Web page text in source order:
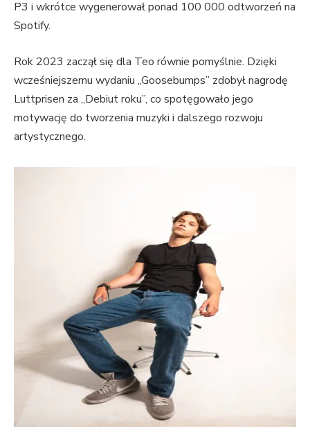
P3 i wkrótce wygenerował ponad 100 000 odtworzeń na
Spotify.
Rok 2023 zaczął się dla Teo równie pomyślnie. Dzięki
wcześniejszemu wydaniu „Goosebumps” zdobył nagrodę
Luttprisen za „Debiut roku”, co spotęgowało jego
motywację do tworzenia muzyki i dalszego rozwoju
artystycznego.